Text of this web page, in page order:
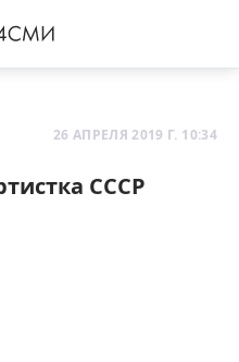
26 АПРЕЛЯ 2019 Г. 10:34
СССР